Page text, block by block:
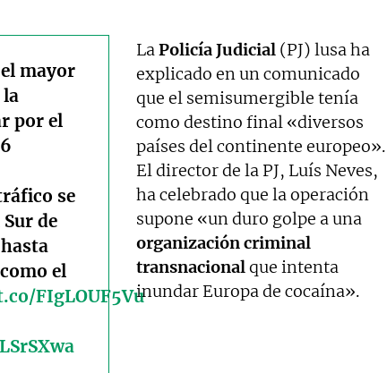
mayor
por el
se
de
el
FIgLOUF5Vu
LaPolicía Judicial (PJ) lusa ha
explicado en un comunicado
que el semisumergible tenía
como destino final «diversos
países del continente europeo».
El director de la PJ, Luís Neves,
ha celebrado que la operación
supone «un duro golpe a una
organización criminal
transnacionalque intenta
inundar Europa de cocaína».